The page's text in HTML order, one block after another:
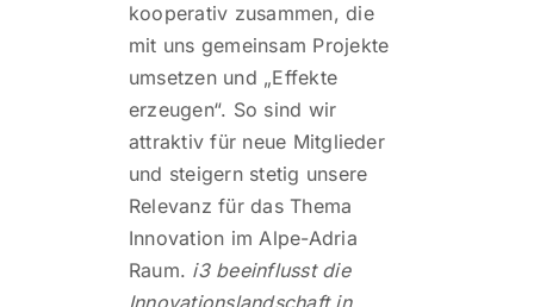
kooperativ zusammen, die
mit uns gemeinsam Projekte
umsetzen und „Effekte
erzeugen“. So sind wir
attraktiv für neue Mitglieder
und steigern stetig unsere
Relevanz für das Thema
Innovation im Alpe-Adria
Raum. i3 beeinflusst die